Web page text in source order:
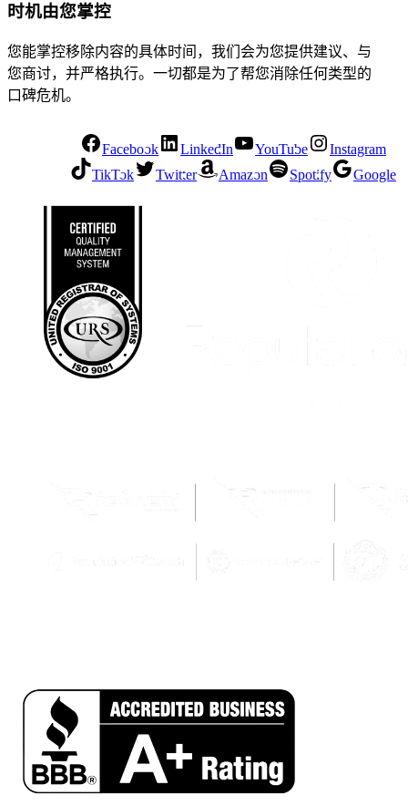
时机由您掌控
您能掌控移除内容的具体时间，我们会为您提供建议、与
您商讨，并严格执行。一切都是为了帮您消除任何类型的
口碑危机。
Facebook LinkedIn YouTube
Instagram
TikTok
Twitter Amazon Spotify Google